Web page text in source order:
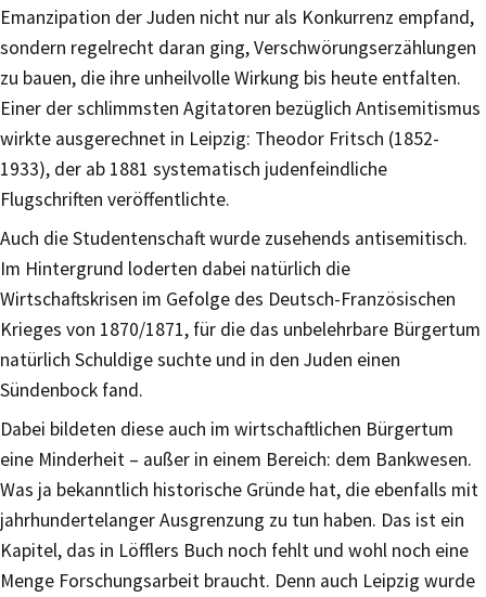
Emanzipation der Juden nicht nur als Konkurrenz empfand,
sondern regelrecht daran ging, Verschwörungserzählungen
zu bauen, die ihre unheilvolle Wirkung bis heute entfalten.
Einer der schlimmsten Agitatoren bezüglich Antisemitismus
wirkte ausgerechnet in Leipzig: Theodor Fritsch (1852-
1933), der ab 1881 systematisch judenfeindliche
Flugschriften veröffentlichte.
Auch die Studentenschaft wurde zusehends antisemitisch.
Im Hintergrund loderten dabei natürlich die
Wirtschaftskrisen im Gefolge des Deutsch-Französischen
Krieges von 1870/1871, für die das unbelehrbare Bürgertum
natürlich Schuldige suchte und in den Juden einen
Sündenbock fand.
Dabei bildeten diese auch im wirtschaftlichen Bürgertum
eine Minderheit – außer in einem Bereich: dem Bankwesen.
Was ja bekanntlich historische Gründe hat, die ebenfalls mit
jahrhundertelanger Ausgrenzung zu tun haben. Das ist ein
Kapitel, das in Löfflers Buch noch fehlt und wohl noch eine
Menge Forschungsarbeit braucht. Denn auch Leipzig wurde